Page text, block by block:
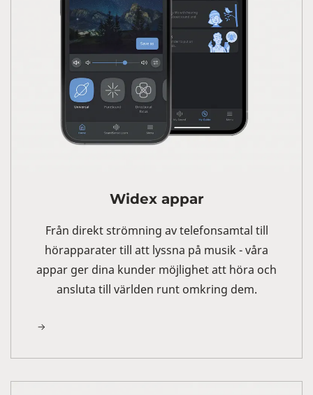
Widex appar
Från direkt strömning av telefonsamtal till
hörapparater till att lyssna på musik - våra
appar ger dina kunder möjlighet att höra och
ansluta till världen runt omkring dem.